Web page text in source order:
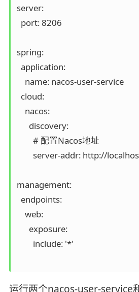
server:
  port: 8206
spring:
  application:
    name: nacos-user-service
  cloud:
    nacos:
      discovery:
        # 配置Nacos地址
server-addr: http://
management:
  endpoints:
    web:
      exposure:
        include: '*'
运行两个nacos-user-service